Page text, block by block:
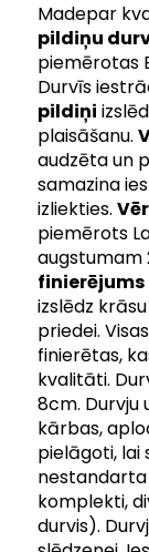
Madepar
pildiņu
piemērotas
Durvīs
pildiņi
plaisāšanu.
audzēta un
samazina
izliekties.
piemērots
augstumam
finierējums
izslēdz
priedei.
finierētas,
kvalitāti.
8cm. Durvju
kārbas,
pielāgoti, lai
komplekti,
durvis).